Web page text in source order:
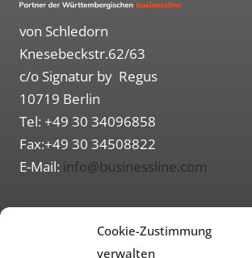
Cookie-Zustimmung
verwalten
von Schledorn
Knesebeckstr.62/63
c/o Signatur by Regus
10719 Berlin
Tel: +49 30 34096858
Fax:+49 30 34508822
E-Mail: info@businessline.com
Informationen